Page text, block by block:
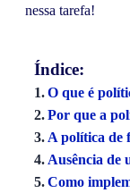
nessa tarefa!
Índice:
O que é
Por que a
A política de
Ausência de
Como